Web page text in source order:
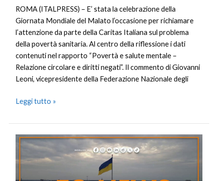
ROMA (ITALPRESS) – E’ stata la celebrazione della
Giornata Mondiale del Malato l’occasione per richiamare
l’attenzione da parte della Caritas Italiana sul problema
della povertà sanitaria. Al centro della riflessione i dati
contenuti nel rapporto “Povertà e salute mentale –
Relazione circolare e diritti negati”. Il commento di Giovanni
Leoni, vicepresidente della Federazione Nazionale degli
Leggi tutto »
Tg
–